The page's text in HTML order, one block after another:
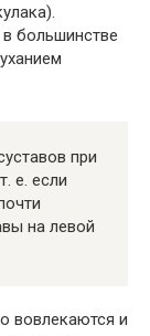
большинстве
при
е. если
на левой
вовлекаются и